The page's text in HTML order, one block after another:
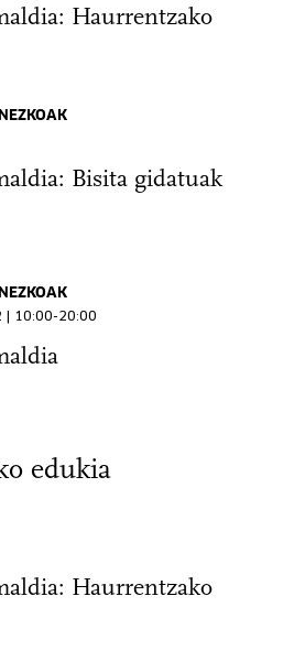
Haurrentzako
Bisita gidatuak
10:00-20:00
edukia
Haurrentzako